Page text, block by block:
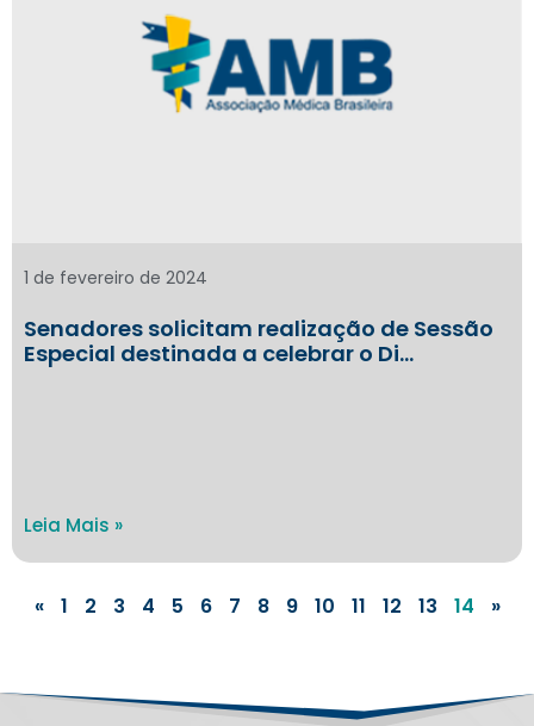
Senadores solicitam realização de Sessão
Especial destinada a celebrar o Di…
1 de fevereiro de 2024
Leia Mais »
« 1 2 3 4 5 6 7 8 9 10 11 12 13 14 »